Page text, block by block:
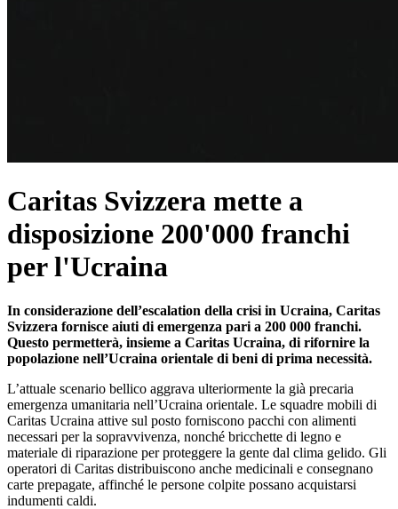
Caritas Svizzera mette a
disposizione 200'000 franchi
per l'Ucraina
In considerazione dell’escalation della crisi in Ucraina, Caritas
Svizzera fornisce aiuti di emergenza pari a 200 000 franchi.
Questo permetterà, insieme a Caritas Ucraina, di rifornire la
popolazione nell’Ucraina orientale di beni di prima necessità.
L’attuale scenario bellico aggrava ulteriormente la già precaria
emergenza umanitaria nell’Ucraina orientale. Le squadre mobili di
Caritas Ucraina attive sul posto forniscono pacchi con alimenti
necessari per la sopravvivenza, nonché bricchette di legno e
materiale di riparazione per proteggere la gente dal clima gelido. Gli
operatori di Caritas distribuiscono anche medicinali e consegnano
carte prepagate, affinché le persone colpite possano acquistarsi
indumenti caldi.